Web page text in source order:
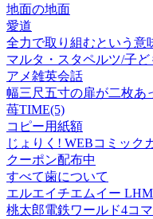
地面の地面
愛道
全力で取り組むという意
マルタ・スタペルツ/子
アメ雑英会話
幅三尺五寸の扉が二枚あ
苺TIME(5)
コピー用紙額
じょりく! WEBコミック
クーポン配布中
すべて歯について
エルエイチエムイー
桃太郎電鉄ワールド4コ